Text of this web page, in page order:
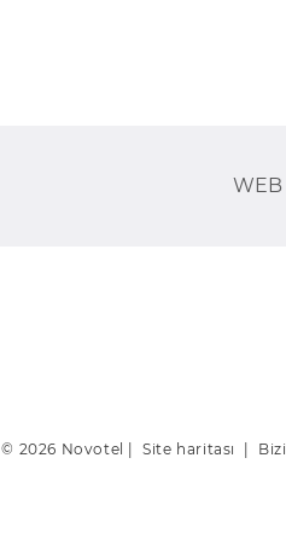
WEB
© 2026 Novotel |Site haritası